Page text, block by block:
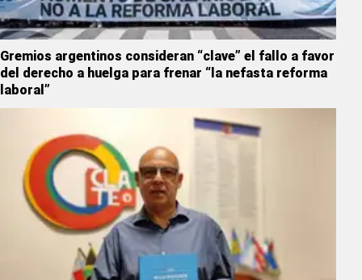
Gremios argentinos consideran “clave” el fallo a favor
del derecho a huelga para frenar “la nefasta reforma
laboral”